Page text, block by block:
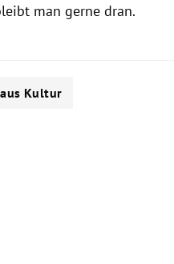
man gerne dran.
Kultur